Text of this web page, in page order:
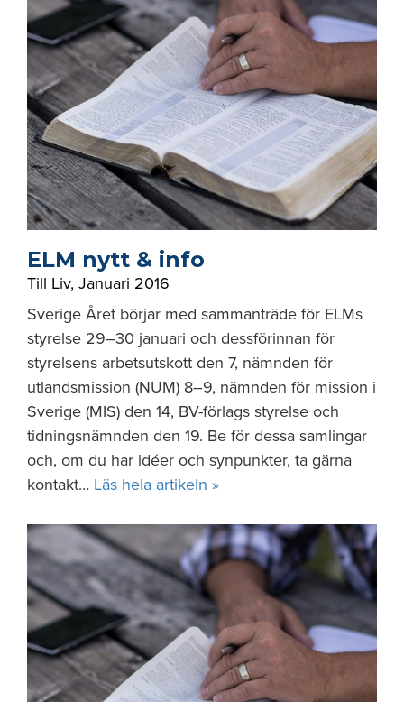
ELM nytt & info
Till Liv, Januari 2016
Sverige Året börjar med sammanträde för ELMs
styrelse 29–30 januari och dessförinnan för
styrelsens arbetsutskott den 7, nämnden för
utlandsmission (NUM) 8–9, nämnden för mission i
Sverige (MIS) den 14, BV-förlags styrelse och
tidningsnämnden den 19. Be för dessa samlingar
och, om du har idéer och synpunkter, ta gärna
kontakt… Läs hela artikeln »